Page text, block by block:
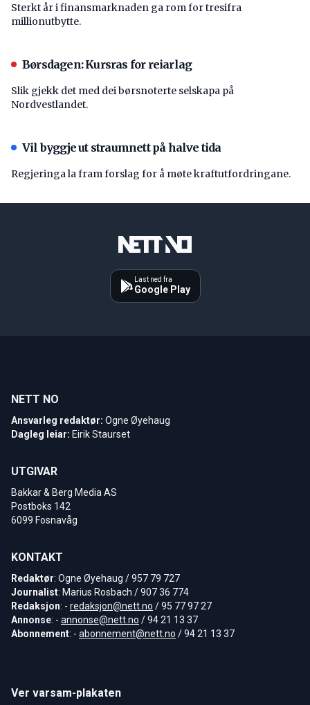
Sterkt år i finansmarknaden ga rom for tresifra
millionutbytte.
Børsdagen: Kursras for reiarlag
Slik gjekk det med dei børsnoterte selskapa på
Nordvestlandet.
Vil byggje ut straumnett på halve tida
Regjeringa la fram forslag for å møte kraftutfordringane.
Last ned fra
Google Play
NETT NO
Ansvarleg redaktør: Ogne Øyehaug
Dagleg leiar: Eirik Staurset
UTGIVAR
Bakkar & Berg Media AS
Postboks 142
6099 Fosnavåg
KONTAKT
Redaktør: Ogne Øyehaug / 957 79 727
Journalist: Marius Rosbach / 907 36 774
Redaksjon: - redaksjon@nett.no / 95 77 97 27
Annonse: - annonse@nett.no / 94 21 13 37
Abonnement: - abonnement@nett.no / 94 21 13 37
Ver varsam-plakaten